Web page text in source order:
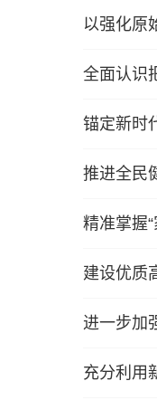
以强化原
全面认识
锚定新时
推进全民
精准掌握
建设优质
进一步加
充分利用